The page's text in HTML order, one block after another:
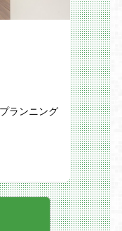
与える施策
ランニング